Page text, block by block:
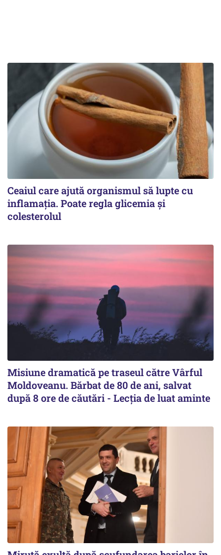
Ceaiul care ajută organismul să lupte cu
inflamația. Poate regla glicemia și
colesterolul
Misiune dramatică pe traseul către Vârful
Moldoveanu. Bărbat de 80 de ani, salvat
după 8 ore de căutări - Lecția de luat aminte